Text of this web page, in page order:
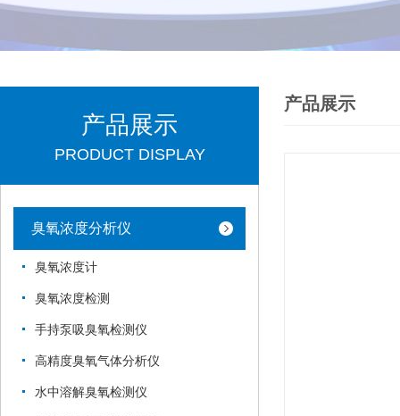
产品展示
PRODUCT DISPLAY
臭氧浓度分析仪
臭氧浓度计
臭氧浓度检测
手持泵吸臭氧检测仪
高精度臭氧气体分析仪
水中溶解臭氧检测仪
产品展示